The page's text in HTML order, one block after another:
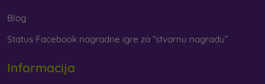
Blog
Status Facebook nagradne igre za “stvarnu nagradu”
Informacija